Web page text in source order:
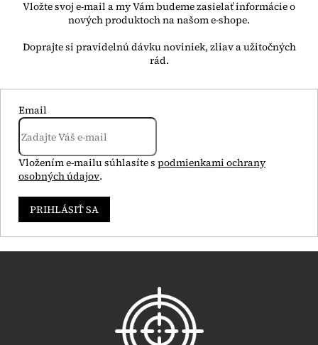
Vložte svoj e-mail a my Vám budeme zasielať informácie o
nových produktoch na našom e-shope.
Email
Vložením e-mailu súhlasíte s podmienkami ochrany
osobných údajov.
PRIHLÁSIŤ SA